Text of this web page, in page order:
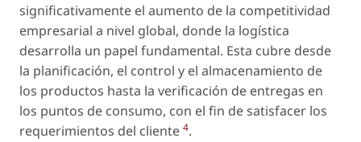
significativamente el aumento de la competitividad
empresarial a nivel global, donde la logística
desarrolla un papel fundamental. Esta cubre desde
la planificación, el control y el almacenamiento de
los productos hasta la verificación de entregas en
los puntos de consumo, con el fin de satisfacer los
requerimientos del cliente 4.